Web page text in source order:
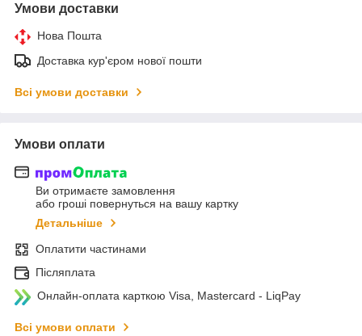
Умови доставки
Нова Пошта
Доставка кур'єром нової пошти
Всі умови доставки
Умови оплати
Ви отримаєте замовлення
або гроші повернуться на вашу картку
Детальніше
Оплатити частинами
Післяплата
Онлайн-оплата карткою Visa, Mastercard - LiqPay
Всі умови оплати